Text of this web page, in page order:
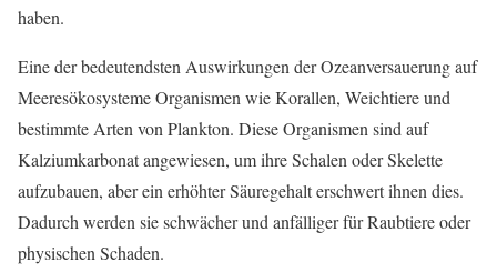
haben.
Eine der bedeutendsten Auswirkungen der Ozeanversauerung auf
Meeresökosysteme Organismen wie Korallen, Weichtiere und
bestimmte Arten von Plankton. Diese Organismen sind auf
Kalziumkarbonat angewiesen, um ihre Schalen oder Skelette
aufzubauen, aber ein erhöhter Säuregehalt erschwert ihnen dies.
Dadurch werden sie schwächer und anfälliger für Raubtiere oder
physischen Schaden.